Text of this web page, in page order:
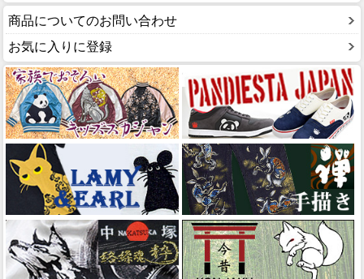
商品についてのお問い合わせ
お気に入りに登録